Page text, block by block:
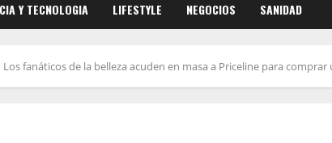
Y TECNOLOGIA LIFESTYLE NEGOCIOS SANIDAD
Los fanáticos de la belleza acuden en masa a Priceline para